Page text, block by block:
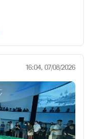
16:04, 07/08/2026